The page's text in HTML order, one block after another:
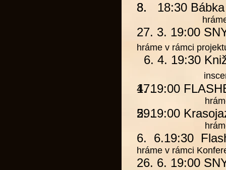
3. 18:30 Bábka
hráme v
27. 3. 19:00
8.
hráme v rámci
6. 4. 19:30
4. 19:00
hráme v
17.
5. 19:00
hráme v
6. 6.19:30
hráme v rámci
26. 6. 19:00
29.